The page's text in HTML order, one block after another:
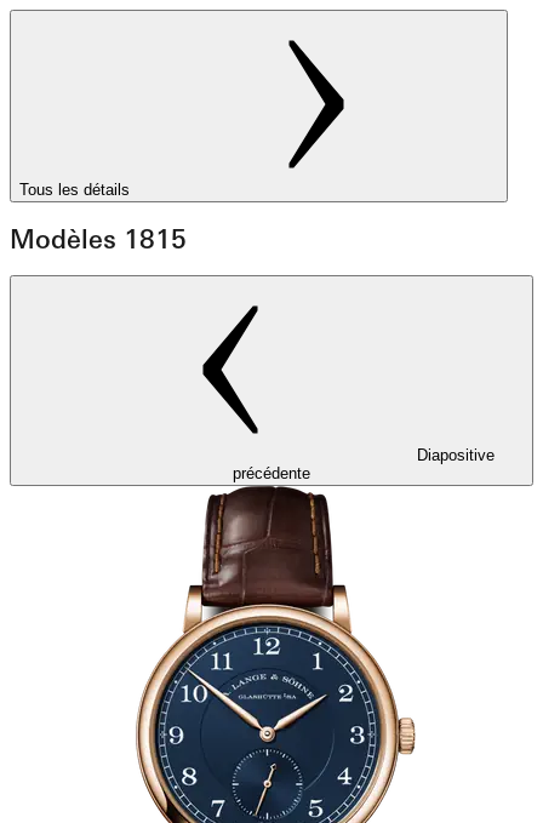
Tous les détails
Modèles 1815
Diapositive
précédente